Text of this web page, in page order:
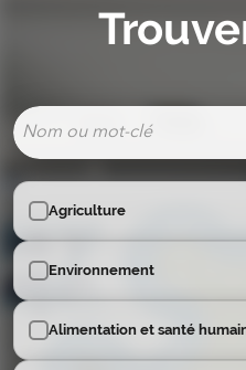
Agriculture
Environnement
Alimentation et santé